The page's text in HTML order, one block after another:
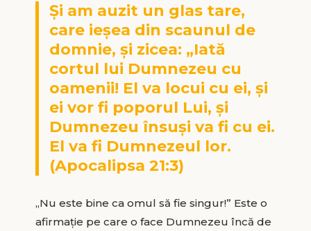
Și am auzit un glas tare,
care ieșea din scaunul de
domnie, și zicea: „Iată
cortul lui Dumnezeu cu
oamenii! El va locui cu ei, și
ei vor fi poporul Lui, și
Dumnezeu însuși va fi cu ei.
El va fi Dumnezeul lor.
(Apocalipsa 21:3)
„Nu este bine ca omul să fie singur!” Este o
afirmație pe care o face Dumnezeu încă de